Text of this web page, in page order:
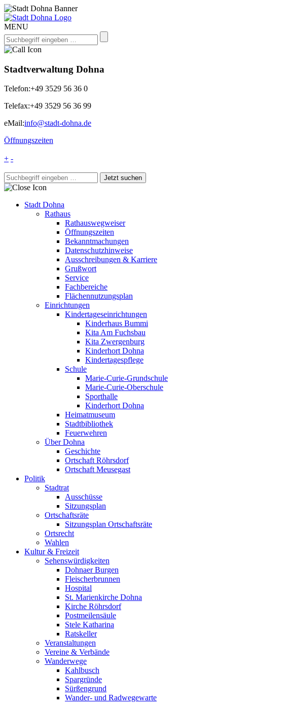
MENU
Stadtverwaltung Dohna
Telefon:+49 3529 56 36 0
Telefax:+49 3529 56 36 99
eMail:info@stadt-dohna.de
Öffnungszeiten
+ -
Stadt Dohna
Rathaus
Rathauswegweiser
Öffnungszeiten
Bekanntmachungen
Datenschutzhinweise
Ausschreibungen & Karriere
Grußwort
Service
Fachbereiche
Flächennutzungsplan
Einrichtungen
Kindertageseinrichtungen
Kinderhaus Bummi
Kita Am Fuchsbau
Kita Zwergenburg
Kinderhort Dohna
Kindertagespflege
Schule
Marie-Curie-Grundschule
Marie-Curie-Oberschule
Sporthalle
Kinderhort Dohna
Heimatmuseum
Stadtbibliothek
Feuerwehren
Über Dohna
Geschichte
Ortschaft Röhrsdorf
Ortschaft Meusegast
Politik
Stadtrat
Ausschüsse
Sitzungsplan
Ortschaftsräte
Sitzungsplan Ortschaftsräte
Ortsrecht
Wahlen
Kultur & Freizeit
Sehenswürdigkeiten
Dohnaer Burgen
Fleischerbrunnen
Hospital
St. Marienkirche Dohna
Kirche Röhrsdorf
Postmeilensäule
Stele Katharina
Ratskeller
Veranstaltungen
Vereine & Verbände
Wanderwege
Kahlbusch
Spargründe
Sürßengrund
Wander- und Radwegewarte